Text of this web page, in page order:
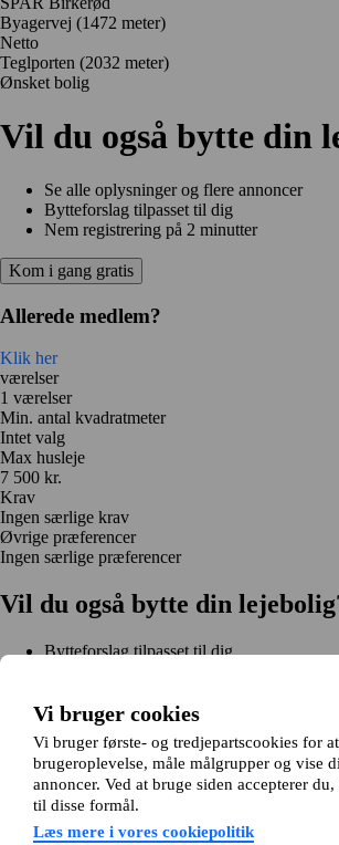
Vi bruger cookies
Vi bruger første- og tredjepartscookies for
brugeroplevelse, måle målgrupper og vise
annoncer. Ved at bruge siden accepterer
til disse formål.
Læs mere i vores cookiepolitik
Byagervej (1472 meter)
Netto
Teglporten (2032 meter)
Ønsket bolig
Vil du også bytte din
Se alle oplysninger og flere annoncer
Bytteforslag tilpasset til dig
Nem registrering på 2 minutter
Kom i gang gratis
Allerede medlem?
Klik her
værelser
1 værelser
Min. antal kvadratmeter
Intet valg
Max husleje
7 500 kr.
Krav
Ingen særlige krav
Øvrige præferencer
Ingen særlige præferencer
Vil du også bytte din
Bytteforslag tilpasset til dig
Kom i gang gratis
Kom i gang
Kom i gang gratisSøg annoncerLog ind
Læs mere
Nyheder og tips
Om Hjembytte.dk